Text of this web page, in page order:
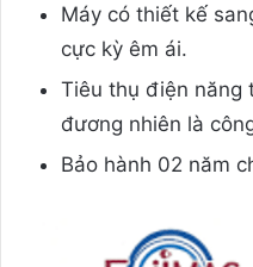
Máy có thiết kế
cực kỳ êm ái.
Tiêu thụ điện năng
đương nhiên là
Bảo hành 02 năm